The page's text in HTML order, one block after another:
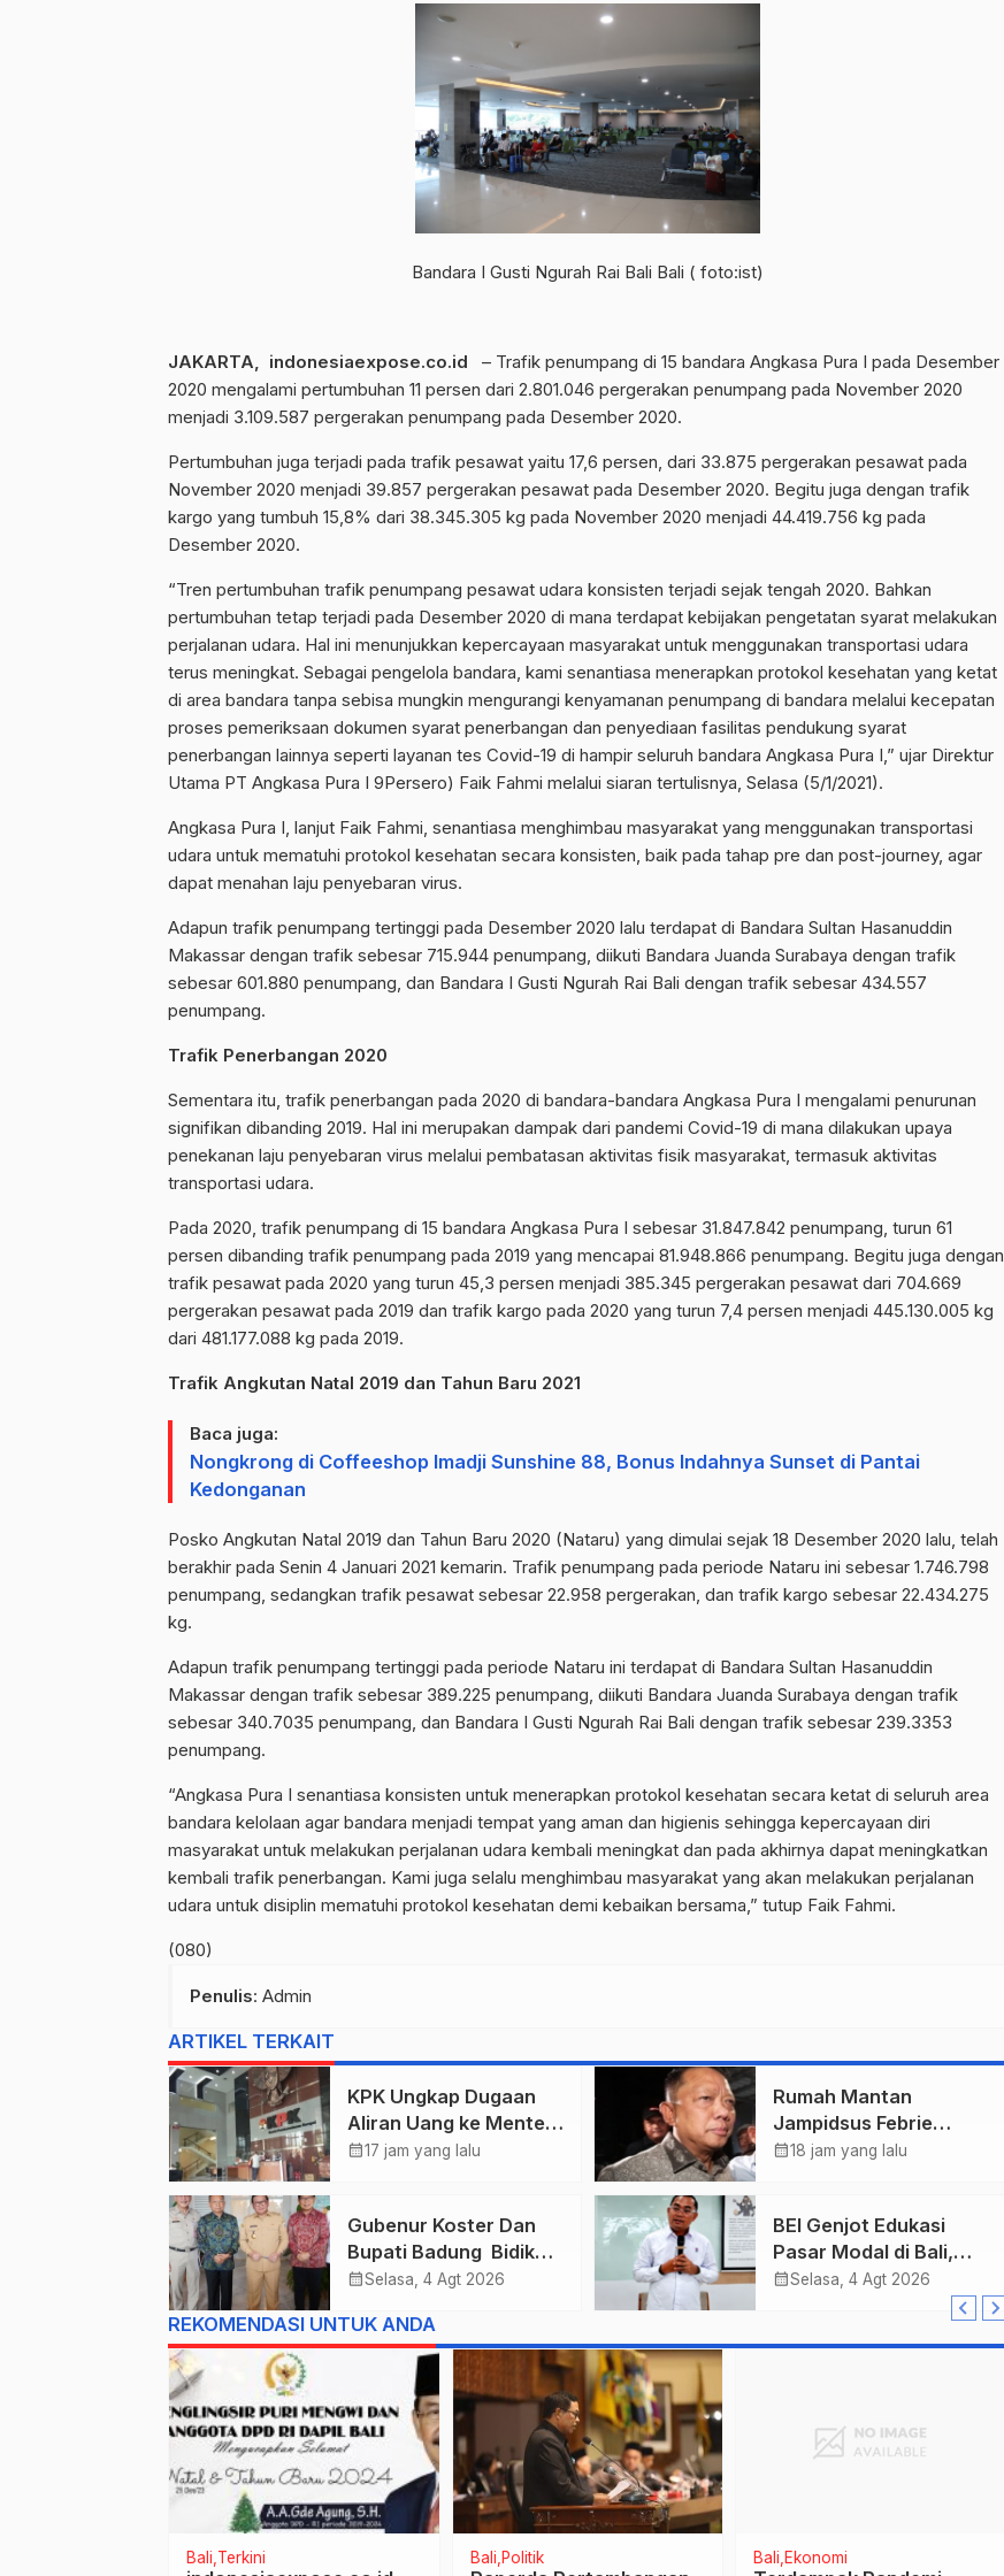
Bandara I Gusti Ngurah Rai Bali Bali ( foto:ist)
JAKARTA, indonesiaexpose.co.id – Trafik penumpang di 15 bandara Angkasa Pura I pada Desember
2020 mengalami pertumbuhan 11 persen dari 2.801.046 pergerakan penumpang pada November 2020
menjadi 3.109.587 pergerakan penumpang pada Desember 2020.
Pertumbuhan juga terjadi pada trafik pesawat yaitu 17,6 persen, dari 33.875 pergerakan pesawat pada
November 2020 menjadi 39.857 pergerakan pesawat pada Desember 2020. Begitu juga dengan trafik
kargo yang tumbuh 15,8% dari 38.345.305 kg pada November 2020 menjadi 44.419.756 kg pada
Desember 2020.
“Tren pertumbuhan trafik penumpang pesawat udara konsisten terjadi sejak tengah 2020. Bahkan
pertumbuhan tetap terjadi pada Desember 2020 di mana terdapat kebijakan pengetatan syarat melakukan
perjalanan udara. Hal ini menunjukkan kepercayaan masyarakat untuk menggunakan transportasi udara
terus meningkat. Sebagai pengelola bandara, kami senantiasa menerapkan protokol kesehatan yang ketat
di area bandara tanpa sebisa mungkin mengurangi kenyamanan penumpang di bandara melalui kecepatan
proses pemeriksaan dokumen syarat penerbangan dan penyediaan fasilitas pendukung syarat
penerbangan lainnya seperti layanan tes Covid-19 di hampir seluruh bandara Angkasa Pura I,” ujar Direktur
Utama PT Angkasa Pura I 9Persero) Faik Fahmi melalui siaran tertulisnya, Selasa (5/1/2021).
Angkasa Pura I, lanjut Faik Fahmi, senantiasa menghimbau masyarakat yang menggunakan transportasi
udara untuk mematuhi protokol kesehatan secara konsisten, baik pada tahap pre dan post-journey, agar
dapat menahan laju penyebaran virus.
Adapun trafik penumpang tertinggi pada Desember 2020 lalu terdapat di Bandara Sultan Hasanuddin
Makassar dengan trafik sebesar 715.944 penumpang, diikuti Bandara Juanda Surabaya dengan trafik
sebesar 601.880 penumpang, dan Bandara I Gusti Ngurah Rai Bali dengan trafik sebesar 434.557
penumpang.
Trafik Penerbangan 2020
Sementara itu, trafik penerbangan pada 2020 di bandara-bandara Angkasa Pura I mengalami penurunan
signifikan dibanding 2019. Hal ini merupakan dampak dari pandemi Covid-19 di mana dilakukan upaya
penekanan laju penyebaran virus melalui pembatasan aktivitas fisik masyarakat, termasuk aktivitas
transportasi udara.
Pada 2020, trafik penumpang di 15 bandara Angkasa Pura I sebesar 31.847.842 penumpang, turun 61
persen dibanding trafik penumpang pada 2019 yang mencapai 81.948.866 penumpang. Begitu juga dengan
trafik pesawat pada 2020 yang turun 45,3 persen menjadi 385.345 pergerakan pesawat dari 704.669
pergerakan pesawat pada 2019 dan trafik kargo pada 2020 yang turun 7,4 persen menjadi 445.130.005 kg
dari 481.177.088 kg pada 2019.
Trafik Angkutan Natal 2019 dan Tahun Baru 2021
Baca juga:
Nongkrong di Coffeeshop Imadji Sunshine 88, Bonus Indahnya Sunset di Pantai
Kedonganan
Posko Angkutan Natal 2019 dan Tahun Baru 2020 (Nataru) yang dimulai sejak 18 Desember 2020 lalu, telah
berakhir pada Senin 4 Januari 2021 kemarin. Trafik penumpang pada periode Nataru ini sebesar 1.746.798
penumpang, sedangkan trafik pesawat sebesar 22.958 pergerakan, dan trafik kargo sebesar 22.434.275
kg.
Adapun trafik penumpang tertinggi pada periode Nataru ini terdapat di Bandara Sultan Hasanuddin
Makassar dengan trafik sebesar 389.225 penumpang, diikuti Bandara Juanda Surabaya dengan trafik
sebesar 340.7035 penumpang, dan Bandara I Gusti Ngurah Rai Bali dengan trafik sebesar 239.3353
penumpang.
“Angkasa Pura I senantiasa konsisten untuk menerapkan protokol kesehatan secara ketat di seluruh area
bandara kelolaan agar bandara menjadi tempat yang aman dan higienis sehingga kepercayaan diri
masyarakat untuk melakukan perjalanan udara kembali meningkat dan pada akhirnya dapat meningkatkan
kembali trafik penerbangan. Kami juga selalu menghimbau masyarakat yang akan melakukan perjalanan
udara untuk disiplin mematuhi protokol kesehatan demi kebaikan bersama,” tutup Faik Fahmi.
(080)
Penulis: Admin
ARTIKEL TERKAIT
KPK Ungkap Dugaan
Aliran Uang ke Menteri
Kehutanan, Diduga
Kuansing
calendar_month17 jam yang lalu
Rumah Mantan
Jampidsus Febrie
Adriansyah Digeledah
Dugaan TPPU Disita
calendar_month18 jam yang lalu
Gubenur Koster Dan
Bupati Badung Bidik
Obligasi Daerah :
Infrastruktur
calendar_monthSelasa, 4 Agt 2026
BEI Genjot Edukasi
Pasar Modal di Bali,
Obligasi Daerah Dinilai
calendar_monthSelasa, 4 Agt 2026
REKOMENDASI UNTUK ANDA
Bali Terkini Bali Berita Utama Bali Terkini